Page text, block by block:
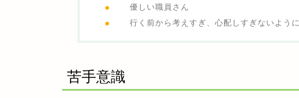
優しい職員さん
行く前から考えすぎ、心配しすぎないように
苦手意識